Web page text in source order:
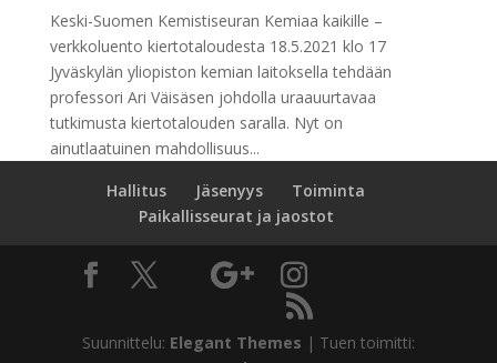
Keski-Suomen Kemistiseuran Kemiaa kaikille –
verkkoluento kiertotaloudesta 18.5.2021 klo 17
Jyväskylän yliopiston kemian laitoksella tehdään
professori Ari Väisäsen johdolla uraauurtavaa
tutkimusta kiertotalouden saralla. Nyt on
ainutlaatuinen mahdollisuus...
Hallitus
Jäsenyys
Toiminta
Paikallisseurat ja jaostot
Suunnittelu: Elegant Themes | Tuen toimitti: